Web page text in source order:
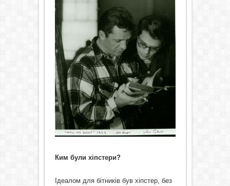
Ким були хіпстери?
Ідеалом для бітників був хіпстер, без